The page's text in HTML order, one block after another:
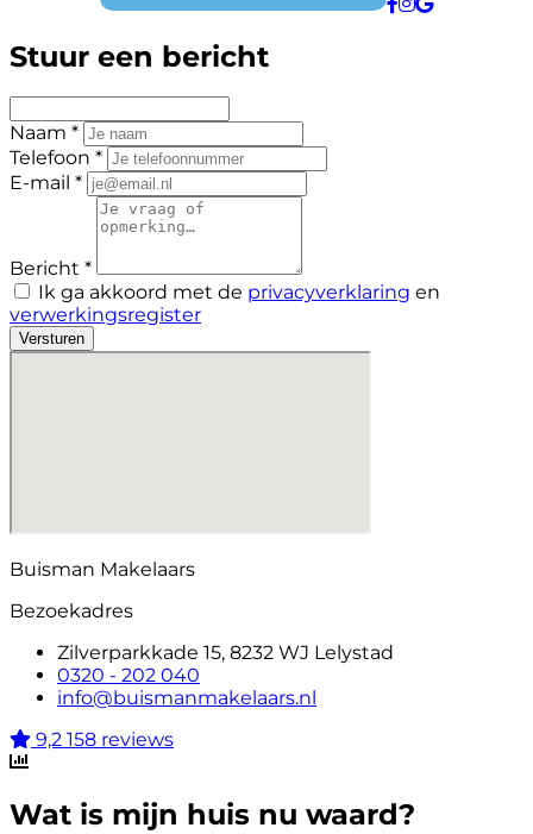
Stuur een bericht
Naam *
Telefoon *
E-mail *
Bericht *
Ik ga akkoord met de privacyverklaring en
verwerkingsregister
Versturen
Buisman Makelaars
Bezoekadres
Zilverparkkade 15, 8232 WJ Lelystad
0320 - 202 040
info@buismanmakelaars.nl
9,2 158 reviews
Wat is mijn huis nu waard?